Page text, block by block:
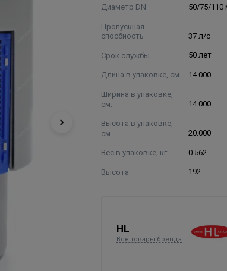
Диаметр DN 50/75/110
Пропускная
спосбность
37 л/с
Срок службы 50 лет
Длина в упаковке, см. 14.000
Ширина в упаковке,
см.
14.000
Высота в упаковке,
см.
20.000
Вес в упаковке, кг 0.562
Высота 192
HL
Все товары бренда